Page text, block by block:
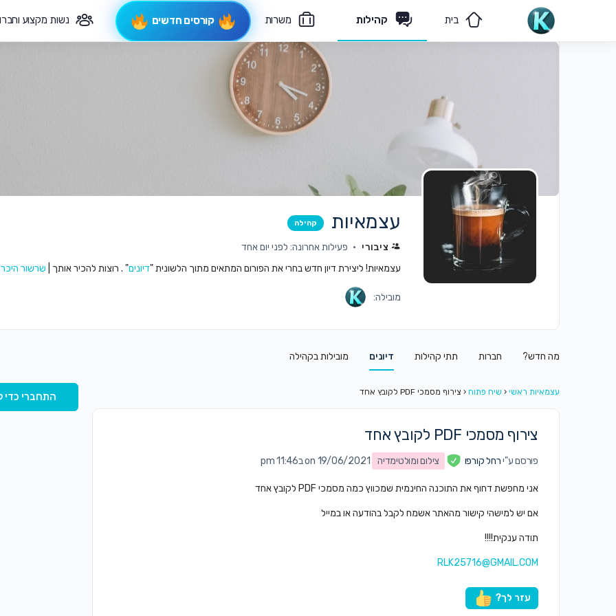
בית קהילות משרות קורסים חדשים נשות מקצוע
פיקוח תורני
עצמאיות קהילה
ציבורי
פעילות אחרונה: לפני יום אחד
עצמאיות! ליצירת דיון חדש בחרי את הפורום המתאים מתוך הלשונית "דיונים" . רוצות להכיר אותך | שרשור
מובילה:
מה חדש? חברות תתי קהילות דיונים מובילות בקהילה
עצמאיות ראשי ‹ שיח פתוח ‹ צירוף מסמכי PDF לקובץ אחד
צירוף מסמכי PDF לקובץ אחד
פורסם ע"ירחל קורפו צילום ומולטימדיה on 19/06/2021 ב11:46 pm
אני מחפשת דחוף את התוכנה החינמית שמכווץ כמה מסמכי PDF לקובץ אחד
אם יש למישהי קישור מהאתר אשמח לקבל בהודעה או במייל
תודה ענקית!!!!
RLK25716@GMAIL.COM
עזר לך?
התחברי כדי